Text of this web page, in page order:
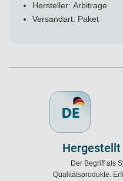
Hersteller: Arbitrage
Versandart: Paket
Der Begriff als
Qualitätsprodukte.